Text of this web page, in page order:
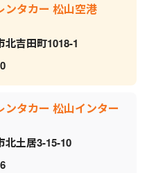
ンタカー 松山空港
北吉田町1018-1
ンタカー 松山インター
北土居3-15-10